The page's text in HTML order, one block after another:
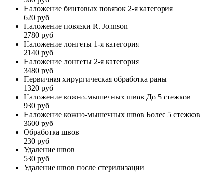
Наложение бинтовых повязок 2-я категория
620 руб
Наложение повязки R. Johnson
2780 руб
Наложение лонгеты 1-я категория
2140 руб
Наложение лонгеты 2-я категория
3480 руб
Первичная хирургическая обработка раны
1320 руб
Наложение кожно-мышечных швов До 5 стежков
930 руб
Наложение кожно-мышечных швов Более 5 стежков
3600 руб
Обработка швов
230 руб
Удаление швов
530 руб
Удаление швов после стерилизации